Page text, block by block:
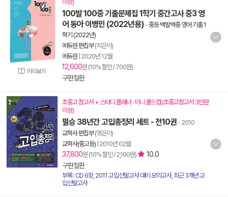
미리보기
이상)
100발 100중 기출문제집 1학기 중간고사 중3 영
어 동아 이병민 (2022년용) -중등 백발백중 영어 기출 1
학기 (2022년)
에듀원 편집부(지은이)
에듀원 2020년 12월
12,600원 (10% 할인 / 700원)
구판절판
초중고 참고서 + 스터디 플래너 · 미니 콜드컵 (초중고참고서 3만원
이상)
필승 38년간 고입총정리 세트 - 전10권 - 2010
교학사 편집부(엮은이)
교학사(중고등) 2010년 02월
37,800원 (10% 할인 / 2,100원)
10.0
구판절판
부록 : CD 6장, 2011 고입선발고사 대비 모의고사, 최근 3개년 고
입선발고사